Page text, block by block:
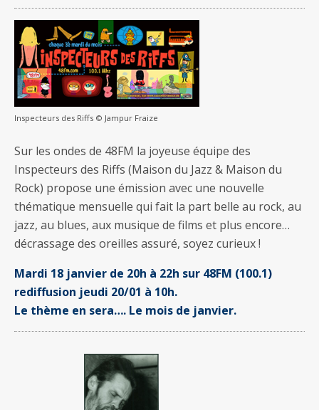
Inspecteurs des Riffs © Jampur Fraize
Sur les ondes de 48FM la joyeuse équipe des
Inspecteurs des Riffs (Maison du Jazz & Maison du
Rock) propose une émission avec une nouvelle
thématique mensuelle qui fait la part belle au rock, au
jazz, au blues, aux musique de films et plus encore…
décrassage des oreilles assuré, soyez curieux !
Mardi 18 janvier de 20h à 22h sur 48FM (100.1)
rediffusion jeudi 20/01 à 10h.
Le thème en sera…. Le mois de janvier.